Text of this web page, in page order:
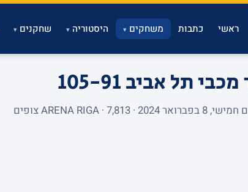
ראשי כתבות משחקים▾ היסטוריה▾ שחקנים▾
מכבי תל אביב105-91